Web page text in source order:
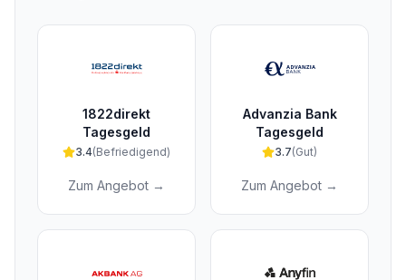
1822direkt
Tagesgeld
3.4(Befriedigend)
Zum Angebot →
Advanzia Bank
Tagesgeld
3.7(Gut)
Zum Angebot →